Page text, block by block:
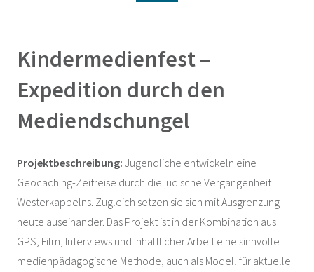
Kindermedienfest –
Expedition durch den
Mediendschungel
Projektbeschreibung: Jugendliche entwickeln eine
Geocaching-Zeitreise durch die jüdische Vergangenheit
Westerkappelns. Zugleich setzen sie sich mit Ausgrenzung
heute auseinander. Das Projekt ist in der Kombination aus
GPS, Film, Interviews und inhaltlicher Arbeit eine sinnvolle
medienpädagogische Methode, auch als Modell für aktuelle